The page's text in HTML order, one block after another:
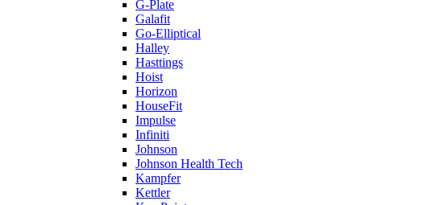
G-Plate
Galafit
Go-Elliptical
Halley
Hasttings
Hoist
Horizon
HouseFit
Impulse
Infiniti
Johnson
Johnson Health Tech
Kampfer
Kettler